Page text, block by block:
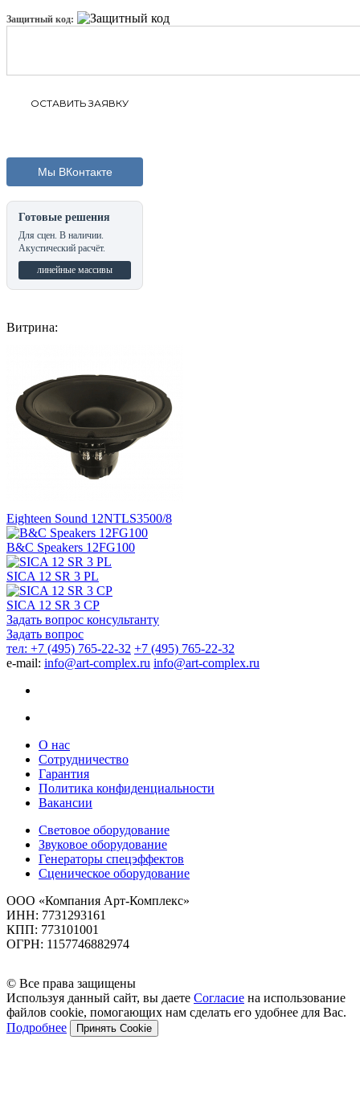
Защитный код:
Мы ВКонтакте
Готовые решения
Для сцен. В наличии.
Акустический расчёт.
линейные массивы
Витрина:
Eighteen Sound 12NTLS3500/8
B&C Speakers 12FG100
SICA 12 SR 3 PL
SICA 12 SR 3 CP
Задать вопрос консультанту
Задать вопрос
тел: +7 (495) 765-22-32 +7 (495) 765-22-32
e-mail: info@art-complex.ru info@art-complex.ru
О нас
Сотрудничество
Гарантия
Политика конфиденциальности
Вакансии
Световое оборудование
Звуковое оборудование
Генераторы спецэффектов
Сценическое оборудование
ООО «Компания Арт-Комплекс»
ИНН: 7731293161
КПП: 773101001
ОГРН: 1157746882974
© Все права защищены
Используя данный сайт, вы даете Согласие на использование
файлов cookie, помогающих нам сделать его удобнее для Вас.
Подробнее
Принять Cookie